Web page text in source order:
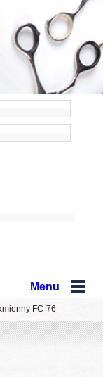
Menu
FC-76